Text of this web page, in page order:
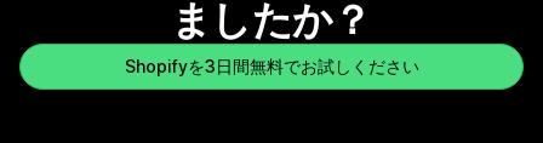
ましたか？
Shopifyを3日間無料でお試しください